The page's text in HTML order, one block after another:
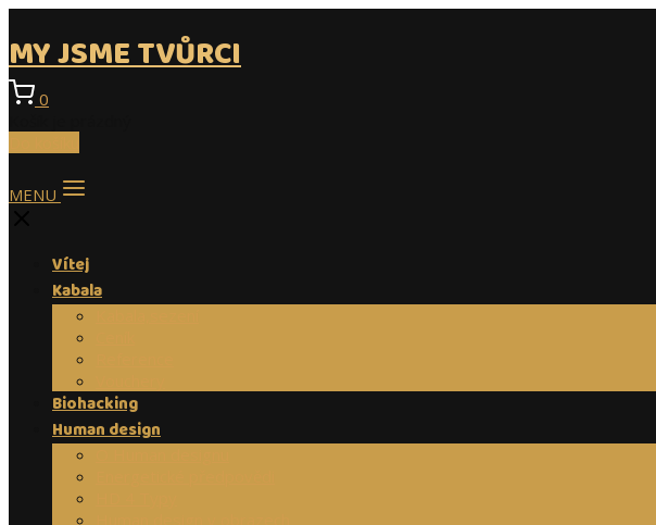
MY JSME TVŮRCI
0
MENU
Vítej
Kabala
Biohacking
Human design